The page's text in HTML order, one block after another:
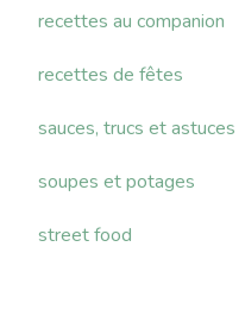
recettes au companion
recettes de fêtes
sauces, trucs et astuces
soupes et potages
street food